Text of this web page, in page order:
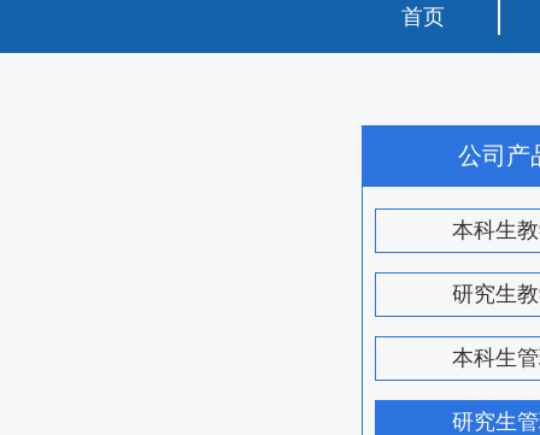
首页
公司产
本科生
研究生
本科生
研究生